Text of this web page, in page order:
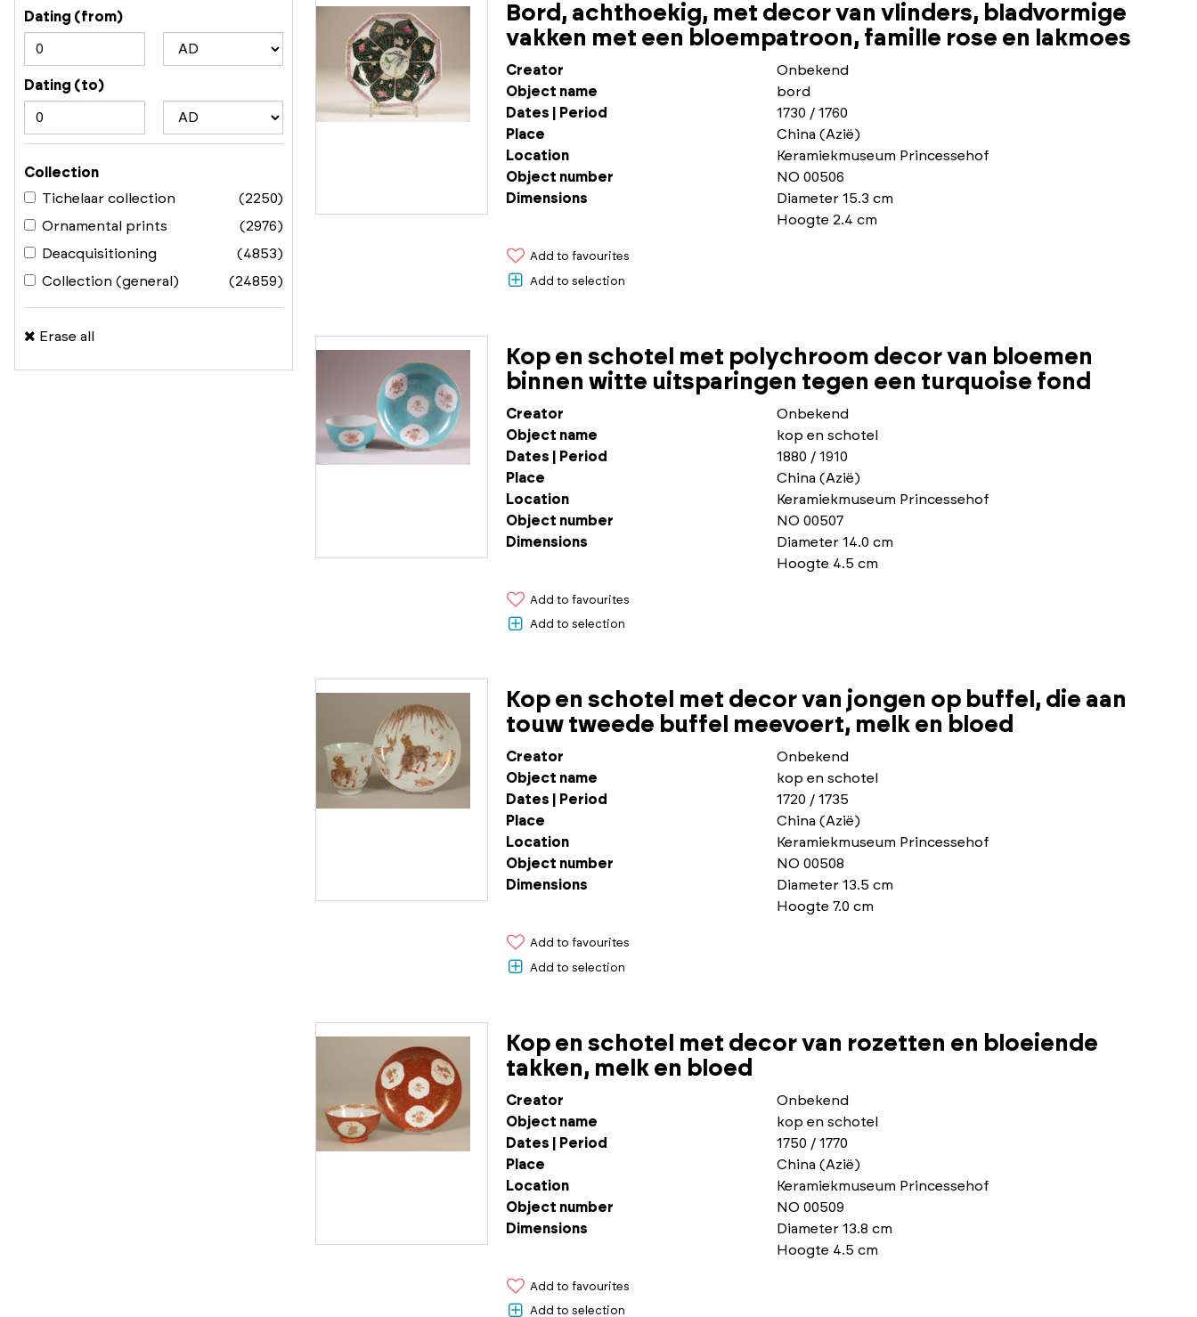
Dating (from)
Dating (to)
Collection
Tichelaar collection
(2250)
Ornamental prints
(2976)
Deacquisitioning
(4853)
Collection (general)
(24859)
Erase all
Bord, achthoekig, met decor van vlinders, bladvormige
vakken met een bloempatroon, famille rose en lakmoes
Creator
Onbekend
Object name
bord
Dates | Period
1730 / 1760
Place
China (Azië)
Location
Keramiekmuseum Princessehof
Object number
NO 00506
Dimensions
Diameter 15.3 cm
Hoogte 2.4 cm
Add to favourites
Add to selection
Kop en schotel met polychroom decor van bloemen
binnen witte uitsparingen tegen een turquoise fond
Creator
Onbekend
Object name
kop en schotel
Dates | Period
1880 / 1910
Place
China (Azië)
Location
Keramiekmuseum Princessehof
Object number
NO 00507
Dimensions
Diameter 14.0 cm
Hoogte 4.5 cm
Add to favourites
Add to selection
Kop en schotel met decor van jongen op buffel, die aan
touw tweede buffel meevoert, melk en bloed
Creator
Onbekend
Object name
kop en schotel
Dates | Period
1720 / 1735
Place
China (Azië)
Location
Keramiekmuseum Princessehof
Object number
NO 00508
Dimensions
Diameter 13.5 cm
Hoogte 7.0 cm
Add to favourites
Add to selection
Kop en schotel met decor van rozetten en bloeiende
takken, melk en bloed
Creator
Onbekend
Object name
kop en schotel
Dates | Period
1750 / 1770
Place
China (Azië)
Location
Keramiekmuseum Princessehof
Object number
NO 00509
Dimensions
Diameter 13.8 cm
Hoogte 4.5 cm
Add to favourites
Add to selection